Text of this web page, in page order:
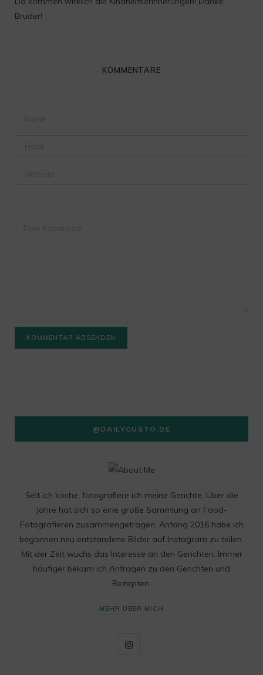
Bruder!
KOMMENTARE
@DAILYGUSTO.DE
Seit ich koche, fotografiere ich meine Gerichte. Über die
Jahre hat sich so eine große Sammlung an Food-
Fotografieren zusammengetragen. Anfang 2016 habe ich
begonnen neu entstandene Bilder auf Instagram zu teilen.
Mit der Zeit wuchs das Interesse an den Gerichten. Immer
häufiger bekam ich Anfragen zu den Gerichten und
Rezepten.
MEHR ÜBER MICH
I